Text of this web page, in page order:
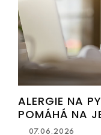
ALERGIE NA
POMÁHÁ NA
07.06.2026